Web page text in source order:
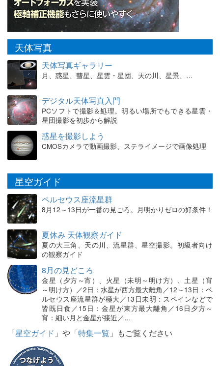
天体写真
天体写真ギャラリー
月、惑星、彗星、星雲・星団、天の川、星景、…
デジタル天体写真入門
PCソフトで撮影＆処理。明るい場所でもできる星雲・
星団撮影を初歩から解説
惑星を撮影しよう
CMOSカメラで動画撮影、ステライメージで画像処理
星空ガイド
ペルセウス座流星群
8月12～13日が一番の見ごろ。月明かりゼロの好条件！
夏休み 天体観察ガイド
夏の大三角、天の川、流星群、星空撮影。初級者向け
の観察ガイド
8月の見どころ
金星（夕方～宵）、火星（未明～明け方）、土星（宵
～明け方）／2日：水星が西方最大離角／12～13日：ペ
ルセウス座流星群が極大／13日未明：スペインなどで
皆既日食／15日：金星が東方最大離角／16日夕方～
宵：細い月と金星が接近／…
「星空ガイド 」や「特集一覧 」もご覧ください